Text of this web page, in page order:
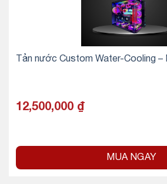
Tản nước Custom Water-Cooling –
12,500,000 ₫
MUA NGAY